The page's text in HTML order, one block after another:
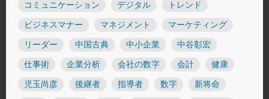
コミュニケーション デジタル トレンド
ビジネスマナー マネジメント マーケティング
リーダー 中国古典 中小企業 中谷彰宏
仕事術 企業分析 会社の数字 会計 健康
児玉尚彦 後継者 指導者 数字 新将命